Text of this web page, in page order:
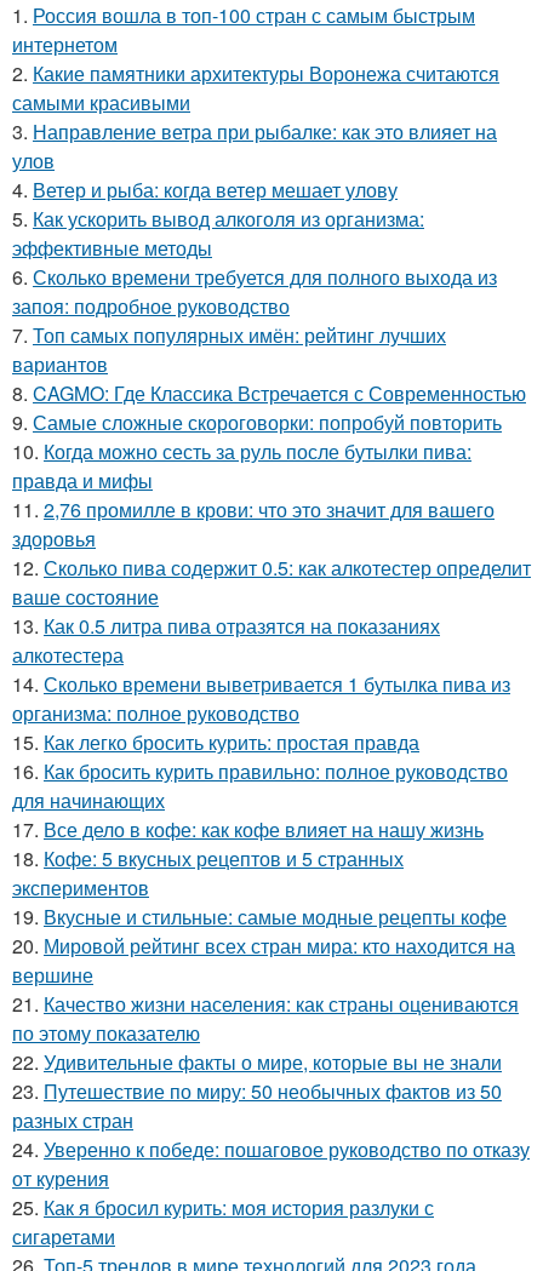
1. Россия вошла в топ-100 стран с самым быстрым
интернетом
2. Какие памятники архитектуры Воронежа считаются
самыми красивыми
3. Направление ветра при рыбалке: как это влияет на
улов
4. Ветер и рыба: когда ветер мешает улову
5. Как ускорить вывод алкоголя из организма:
эффективные методы
6. Сколько времени требуется для полного выхода из
запоя: подробное руководство
7. Топ самых популярных имён: рейтинг лучших
вариантов
8. CAGMO: Где Классика Встречается с Современностью
9. Самые сложные скороговорки: попробуй повторить
10. Когда можно сесть за руль после бутылки пива:
правда и мифы
11. 2,76 промилле в крови: что это значит для вашего
здоровья
12. Сколько пива содержит 0.5: как алкотестер определит
ваше состояние
13. Как 0.5 литра пива отразятся на показаниях
алкотестера
14. Сколько времени выветривается 1 бутылка пива из
организма: полное руководство
15. Как легко бросить курить: простая правда
16. Как бросить курить правильно: полное руководство
для начинающих
17. Все дело в кофе: как кофе влияет на нашу жизнь
18. Кофе: 5 вкусных рецептов и 5 странных
экспериментов
19. Вкусные и стильные: самые модные рецепты кофе
20. Мировой рейтинг всех стран мира: кто находится на
вершине
21. Качество жизни населения: как страны оцениваются
по этому показателю
22. Удивительные факты о мире, которые вы не знали
23. Путешествие по миру: 50 необычных фактов из 50
разных стран
24. Уверенно к победе: пошаговое руководство по отказу
от курения
25. Как я бросил курить: моя история разлуки с
сигаретами